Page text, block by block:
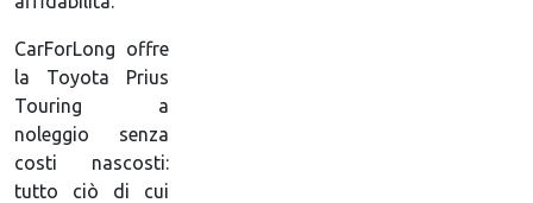
CarForLong offre
la Toyota Prius
Touring a
noleggio senza
costi nascosti:
tutto ciò di cui